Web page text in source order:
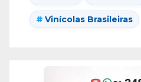
Vinícolas Brasileiras